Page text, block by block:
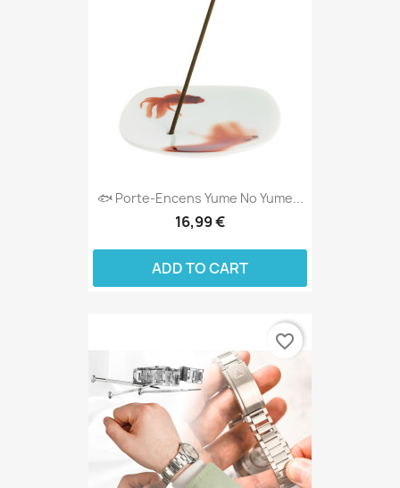
🐟 Porte-Encens Yume No Yume...
16,99 €
ADD TO CART
favorite_border